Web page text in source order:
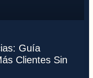
Guía
Clientes Sin